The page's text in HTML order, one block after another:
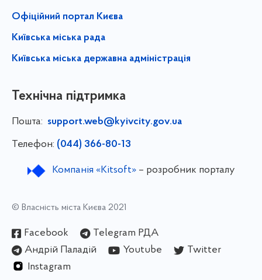
Офіційний портал Києва
Київська міська рада
Київська міська державна адміністрація
Технічна підтримка
Пошта: support.web@kyivcity.gov.ua
Телефон: (044) 366-80-13
Компанія «Kitsoft»– розробник порталу
© Власність міста Києва 2021
Facebook
Telegram РДА
Андрій Паладій
Youtube
Twitter
Instagram